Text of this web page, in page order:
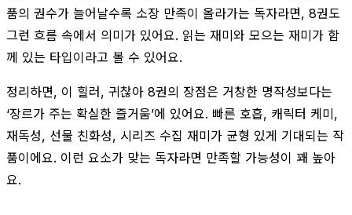
품의 권수가 늘어날수록 소장 만족이 올라가는 독자라면, 8권도
그런 흐름 속에서 의미가 있어요. 읽는 재미와 모으는 재미가 함
께 있는 타입이라고 볼 수 있어요.
정리하면, 이 힐러, 귀찮아 8권의 장점은 거창한 명작성보다는
‘장르가 주는 확실한 즐거움’에 있어요. 빠른 호흡, 캐릭터 케미,
재독성, 선물 친화성, 시리즈 수집 재미가 균형 있게 기대되는 작
품이에요. 이런 요소가 맞는 독자라면 만족할 가능성이 꽤 높아
요.